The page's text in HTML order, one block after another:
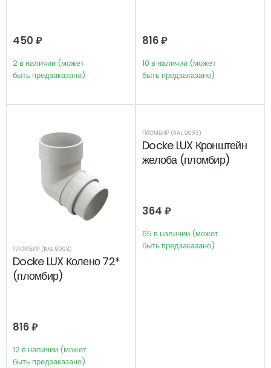
450 ₽
2 в наличии (может
быть предзаказано)
816₽
10 в наличии (может
быть предзаказано)
ПЛОМБИР (RAL 9003)
Docke LUX Колено 72*
(пломбир)
816₽
12 в наличии (может
быть предзаказано)
ПЛОМБИР (RAL 9003)
Docke LUX Кронштейн
желоба (пломбир)
364 ₽
65 в наличии (может
быть предзаказано)